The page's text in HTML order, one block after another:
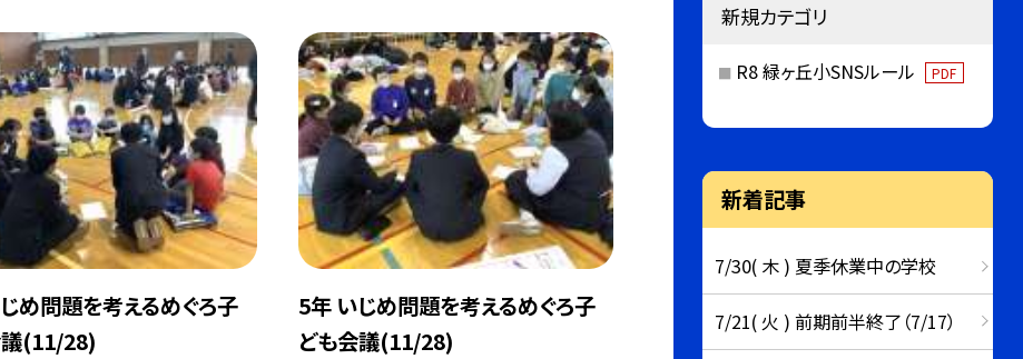
め問題を考えるめぐろ子
(11/28)
5年 いじめ問題を考えるめぐろ子
ども会議(11/28)
新規カテゴリ
R8 緑ヶ丘小SNSルール PDF
新着記事
7/30( 木 ) 夏季休業中の学校
7/21( 火 ) 前期前半終了（7/17）